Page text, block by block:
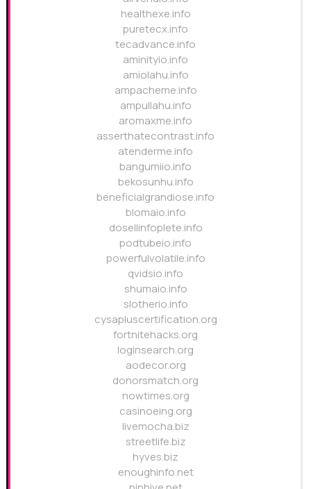
healthexe.info
puretecx.info
tecadvance.info
aminityio.info
amiolahu.info
ampacheme.info
ampullahu.info
aromaxme.info
asserthatecontrast.info
atenderme.info
bangumiio.info
bekosunhu.info
beneficialgrandiose.info
blomaio.info
dosellinfoplete.info
podtubeio.info
powerfulvolatile.info
qvidsio.info
shumaio.info
slotherio.info
cysapluscertification.org
fortnitehacks.org
loginsearch.org
aodecor.org
donorsmatch.org
nowtimes.org
casinoeing.org
livemocha.biz
streetlife.biz
hyves.biz
enoughinfo.net